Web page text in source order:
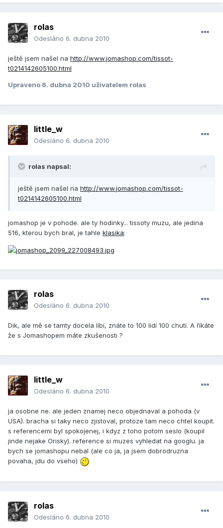
rolas
Odesláno 6. dubna 2010
ještě jsem našel na http://www.jomashop.com/tissot-
t0214142605100.html
Upraveno 6. dubna 2010 uživatelem rolas
little_w
Odesláno 6. dubna 2010
rolas napsal:
ještě jsem našel na http://www.jomashop.com/tissot-
t0214142605100.html
jomashop je v pohode. ale ty hodinky... tissoty muzu, ale jedina
516, kterou bych bral, je tahle klasika:
rolas
Odesláno 6. dubna 2010
Dik, ale mě se tamty docela líbí, znáte to 100 lidí 100 chutí. A říkáte
že s Jomashopem máte zkušenosti ?
little_w
Odesláno 6. dubna 2010
ja osobne ne. ale jeden znamej neco objednaval a pohoda (v
USA). bracha si taky neco zjistoval, protoze tam neco chtel koupit.
s referencemi byl spokojenej, i kdyz z toho potom seslo (koupil
jinde nejake Orisky). reference si muzes vyhledat na googlu. ja
bych se jomashopu nebal (ale co ja, ja jsem dobrodruzna
povaha, jdu do vseho)
rolas
Odesláno 6. dubna 2010